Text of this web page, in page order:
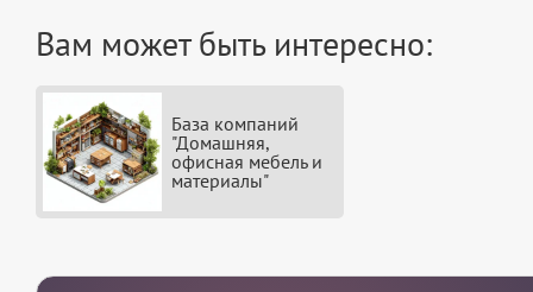
Вам может быть интересно:
База компаний
"Домашняя,
офисная мебель и
материалы"